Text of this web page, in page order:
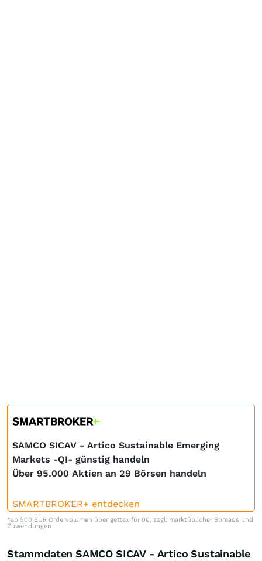
SAMCO SICAV - Artico Sustainable Emerging
Markets -QI- günstig handeln
Über 95.000 Aktien an 29 Börsen handeln
SMARTBROKER+ entdecken
*ab 500 EUR Ordervolumen über gettex für 0€, zzgl. marktüblicher Spreads und
Zuwendungen
Stammdaten SAMCO SICAV - Artico Sustainable